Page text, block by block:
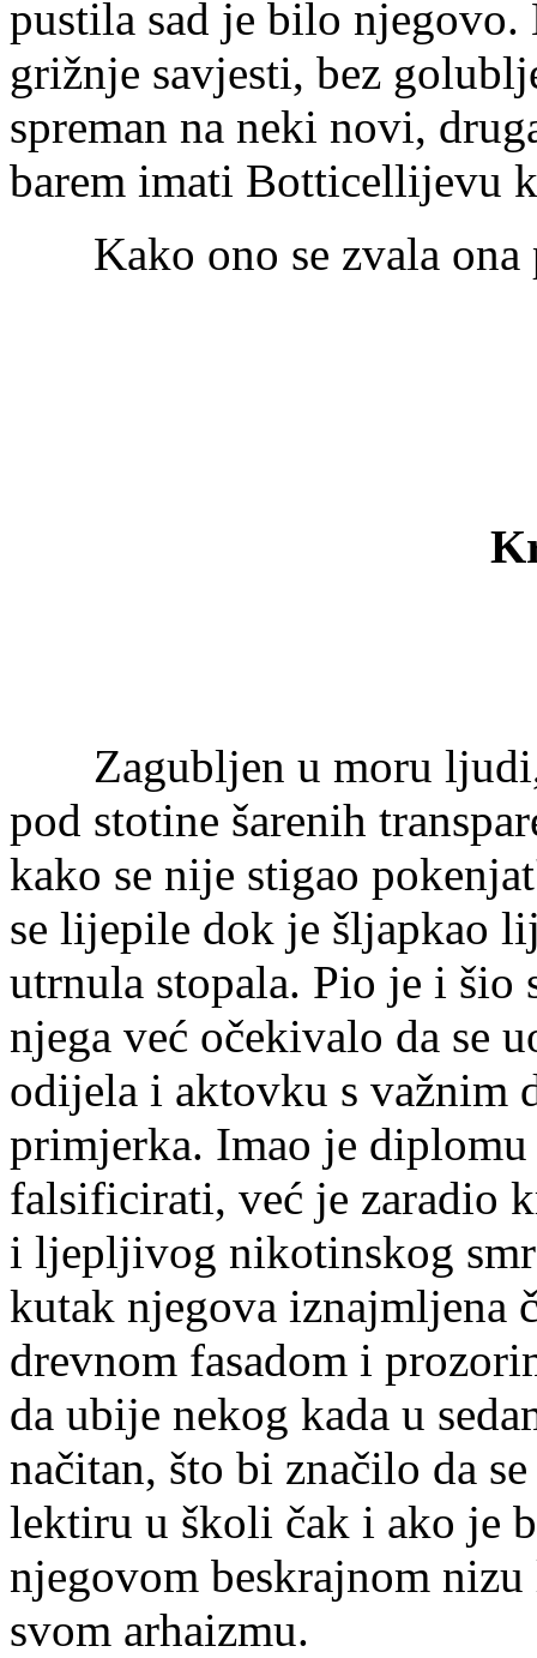
pustila sad je bilo
grižnje savjesti, bez
spreman na neki novi,
barem imati Botticellijevu
Kako ono se zvala ona
Zagubljen u moru ljudi,
pod stotine šarenih
kako se nije stigao
se lijepile dok je šljapkao
utrnula stopala. Pio je i šio
njega već očekivalo da se
odijela i aktovku s važnim
primjerka. Imao je
falsificirati, već je zaradio
i ljepljivog nikotinskog
kutak njegova iznajmljena
drevnom fasadom i
da ubije nekog kada u
načitan, što bi značilo da
lektiru u školi čak i ako je
njegovom beskrajnom
svom arhaizmu.